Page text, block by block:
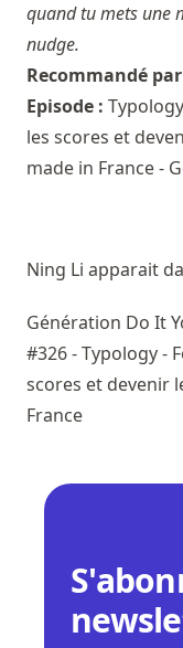
quand tu mets une
nudge.
Recommandé
Episode :
les scores et
made in France -
Ning Li apparait
Génération Do It
#326 - Typology -
scores et devenir
France